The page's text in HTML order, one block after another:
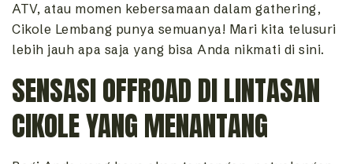
ATV, atau momen kebersamaan dalam gathering,
Cikole Lembang punya semuanya! Mari kita telusuri
lebih jauh apa saja yang bisa Anda nikmati di sini.
SENSASI OFFROAD DI LINTASAN
CIKOLE YANG MENANTANG